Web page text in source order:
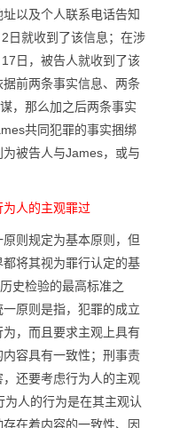
以及个人联系电话告知
日就收到了该信息；在涉
日，被告人就收到了该
前两条事实信息、两条
，那么加之后两条事实
共同犯罪的事实捆绑
被告人与James，或与
人的主观罪过
则规定为基本原则，但
将其视为罪行认定的基
史检验的最高标准之
原则是指，犯罪的成立
，而且要求主观上具有
容具有一致性；刑事责
还要考虑行为人的主观
人的行为是在其主观认
在着内容的一致性、因